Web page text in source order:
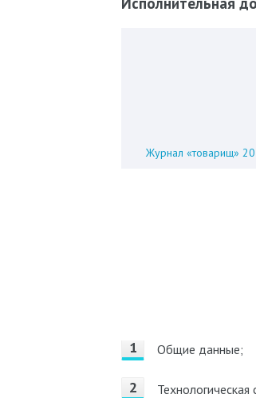
Журнал «товарищ»
Общие данные;